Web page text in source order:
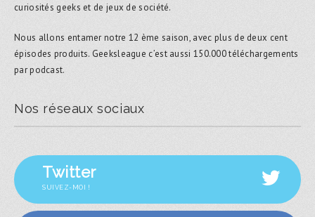
curiosités geeks et de jeux de société.
Nous allons entamer notre 12 ème saison, avec plus de deux cent
épisodes produits. Geeksleague c’est aussi 150.000 téléchargements
par podcast.
Nos réseaux sociaux
Twitter
SUIVEZ-MOI !